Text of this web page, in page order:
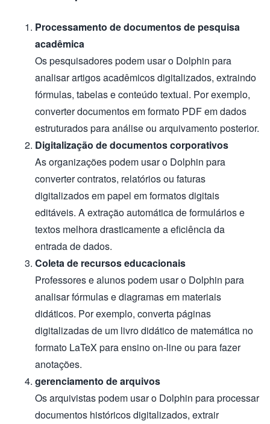
Processamento de documentos de pesquisa
acadêmica
Os pesquisadores podem usar o Dolphin para
analisar artigos acadêmicos digitalizados, extraindo
fórmulas, tabelas e conteúdo textual. Por exemplo,
converter documentos em formato PDF em dados
estruturados para análise ou arquivamento posterior.
Digitalização de documentos corporativos
As organizações podem usar o Dolphin para
converter contratos, relatórios ou faturas
digitalizados em papel em formatos digitais
editáveis. A extração automática de formulários e
textos melhora drasticamente a eficiência da
entrada de dados.
Coleta de recursos educacionais
Professores e alunos podem usar o Dolphin para
analisar fórmulas e diagramas em materiais
didáticos. Por exemplo, converta páginas
digitalizadas de um livro didático de matemática no
formato LaTeX para ensino on-line ou para fazer
anotações.
gerenciamento de arquivos
Os arquivistas podem usar o Dolphin para processar
documentos históricos digitalizados, extrair